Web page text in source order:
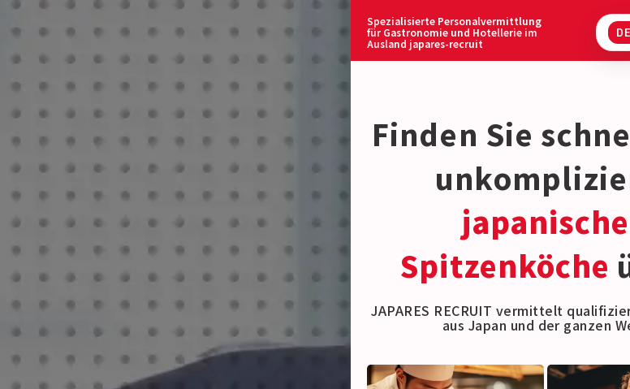
Spezialisierte Personalvermittlung
für Gastronomie und Hotellerie im
Ausland japares-recruit
DE
Finden Sie
japanische
Spitzenköche
JAPARES RECRUIT vermittelt
aus Japan und der ganzen